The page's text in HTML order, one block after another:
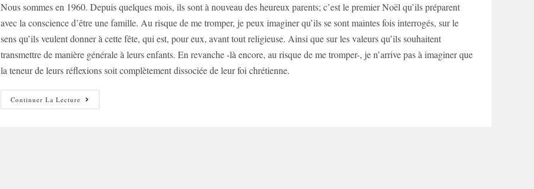
publication :
Nous sommes en 1960. Depuis quelques mois, ils sont à nouveau des heureux parents; c’est le premier Noël qu’ils préparent
avec la conscience d’être une famille. Au risque de me tromper, je peux imaginer qu’ils se sont maintes fois interrogés, sur le
sens qu’ils veulent donner à cette fête, qui est, pour eux, avant tout religieuse. Ainsi que sur les valeurs qu’ils souhaitent
transmettre de manière générale à leurs enfants. En revanche -là encore, au risque de me tromper-, je n’arrive pas à imaginer que
la teneur de leurs réflexions soit complètement dissociée de leur foi chrétienne.
Continuer La Lecture Les
Fêtes